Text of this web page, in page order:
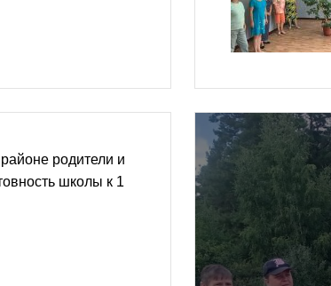
родители и
школы к 1